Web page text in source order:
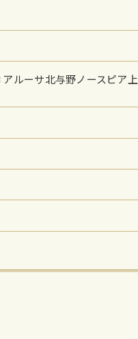
ルーサ北与野ノースピア上